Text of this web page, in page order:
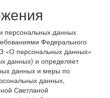
персональных данных
Федерального
«О персональных данных»
данных) и определяет
данных и меры по
данных,
Светланой